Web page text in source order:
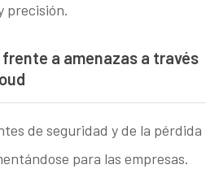
precisión.
a amenazas a través
de seguridad y de la pérdida
para las empresas.